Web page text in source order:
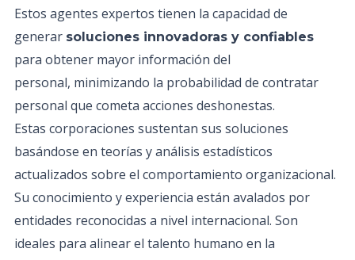
Estos agentes expertos tienen la capacidad de
generar soluciones innovadoras y confiables
para obtener mayor información del
personal, minimizando la probabilidad de contratar
personal que cometa acciones deshonestas.
Estas corporaciones sustentan sus soluciones
basándose en teorías y análisis estadísticos
actualizados sobre el comportamiento organizacional.
Su conocimiento y experiencia están avalados por
entidades reconocidas a nivel internacional. Son
ideales para alinear el talento humano en la